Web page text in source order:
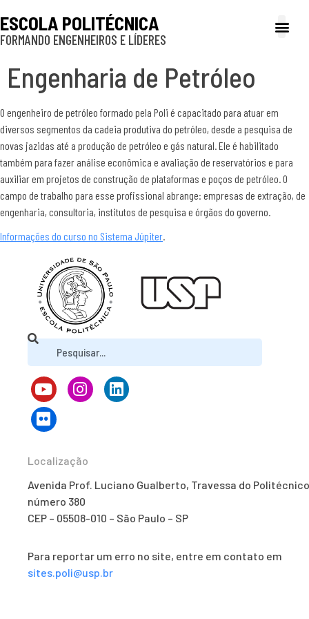
ESCOLA POLITÉCNICA
FORMANDO ENGENHEIROS E LÍDERES
Engenharia de Petróleo
O engenheiro de petróleo formado pela Poli é capacitado para atuar em
diversos segmentos da cadeia produtiva do petróleo, desde a pesquisa de
novas jazidas até a produção de petróleo e gás natural. Ele é habilitado
também para fazer análise econômica e avaliação de reservatórios e para
auxiliar em projetos de construção de plataformas e poços de petróleo. O
campo de trabalho para esse profissional abrange: empresas de extração, de
engenharia, consultoria, institutos de pesquisa e órgãos do governo.
Informações do curso no Sistema Júpiter.
Localização
Avenida Prof. Luciano Gualberto, Travessa do
número 380
CEP – 05508-010 – São Paulo – SP
Para reportar um erro no site, entre em contato em
sites.poli@usp.br